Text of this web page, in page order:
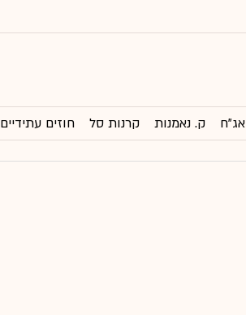
אג"ח ק. נאמנות קרנות סל חוזים עתידיים